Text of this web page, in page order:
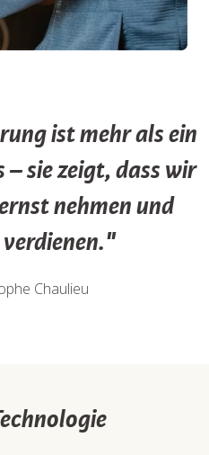
ist mehr als ein
sie zeigt, dass wir
nehmen und
Chaulieu